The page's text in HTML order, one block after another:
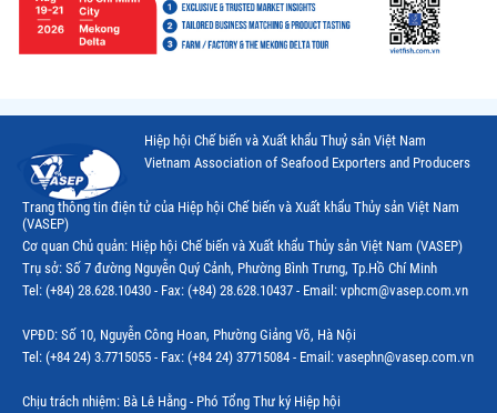
Hiệp hội Chế biến và Xuất khẩu Thuỷ sản Việt Nam
Vietnam Association of Seafood Exporters and Producers
Trang thông tin điện tử của Hiệp hội Chế biến và Xuất khẩu Thủy sản Việt Nam
(VASEP)
Cơ quan Chủ quản: Hiệp hội Chế biến và Xuất khẩu Thủy sản Việt Nam (VASEP)
Trụ sở: Số 7 đường Nguyễn Quý Cảnh, Phường Bình Trưng, Tp.Hồ Chí Minh
Tel: (+84) 28.628.10430 - Fax: (+84) 28.628.10437 - Email: vphcm@vasep.com.vn
VPĐD: Số 10, Nguyễn Công Hoan, Phường Giảng Võ, Hà Nội
Tel: (+84 24) 3.7715055 - Fax: (+84 24) 37715084 - Email: vasephn@vasep.com.vn
Chịu trách nhiệm: Bà Lê Hằng - Phó Tổng Thư ký Hiệp hội